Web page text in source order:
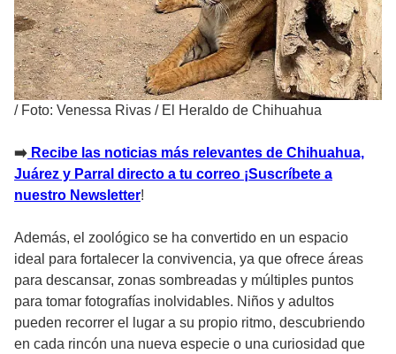
/ Foto: Venessa Rivas / El Heraldo de Chihuahua
➡ Recibe las noticias más relevantes de Chihuahua,
Juárez y Parral directo a tu correo ¡Suscríbete a
nuestro Newsletter!
Además, el zoológico se ha convertido en un espacio
ideal para fortalecer la convivencia, ya que ofrece áreas
para descansar, zonas sombreadas y múltiples puntos
para tomar fotografías inolvidables. Niños y adultos
pueden recorrer el lugar a su propio ritmo, descubriendo
en cada rincón una nueva especie o una curiosidad que